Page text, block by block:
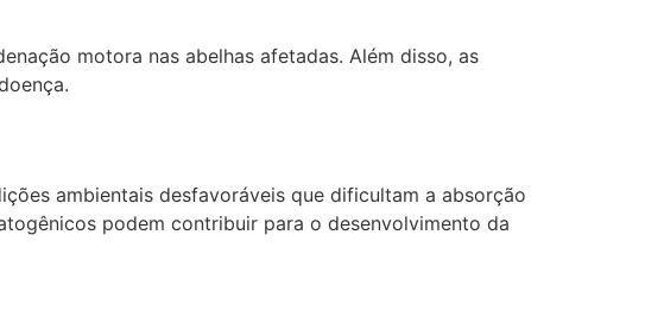
motora nas abelhas afetadas. Além disso, as
ambientais desfavoráveis que dificultam a absorção
podem contribuir para o desenvolvimento da